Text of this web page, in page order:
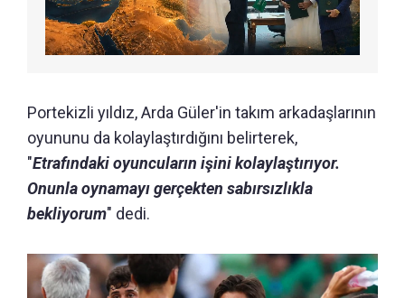
Portekizli yıldız, Arda Güler'in takım arkadaşlarının
oyununu da kolaylaştırdığını belirterek,
"Etrafındaki oyuncuların işini kolaylaştırıyor.
Onunla oynamayı gerçekten sabırsızlıkla
bekliyorum" dedi.